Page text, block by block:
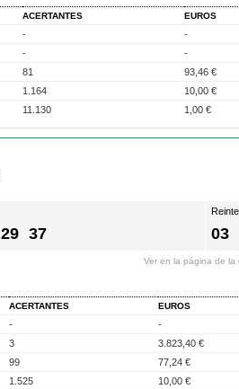
ACERTANTES EUROS
-
-
-
-
81
93,46 €
1.164
10,00 €
11.130 1,00 €
29 37 03
Ver en la página de la
ACERTANTES EUROS
-
-
3
3.823,40 €
99
77,24 €
1.525
10,00 €